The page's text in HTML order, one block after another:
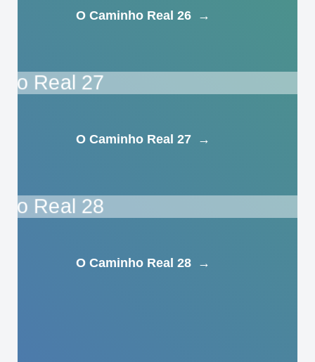
O Caminho Real 26 →
O Caminho Real 27 →
O Caminho Real 28 →